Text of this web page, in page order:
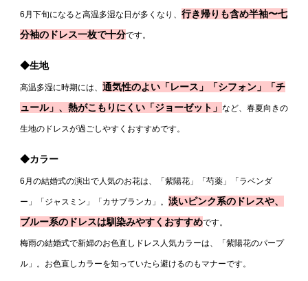
6 月下旬になると高温多湿な日が多くなり、 行き帰りも含め半袖〜七
分袖のドレス一枚で十分です。
◆生地
高温多湿に時期には、 通気性のよい「レース」「シフォン」「チ
ュール」、熱がこもりにくい「ジョーゼット」 など、春夏向きの
生地のドレスが過ごしやすくおすすめです。
◆カラー
6 月の結婚式の演出で人気のお花は、「紫陽花」「芍薬」「ラベンダ
ー」「ジャスミン」「カサブランカ」。 淡いピンク系のドレスや、
ブルー系のドレスは馴染みやすくおすすめです。
梅雨の結婚式で新婦のお色直しドレス人気カラーは、「紫陽花のパープ
ル」。お色直しカラーを知っていたら避けるのもマナーです。